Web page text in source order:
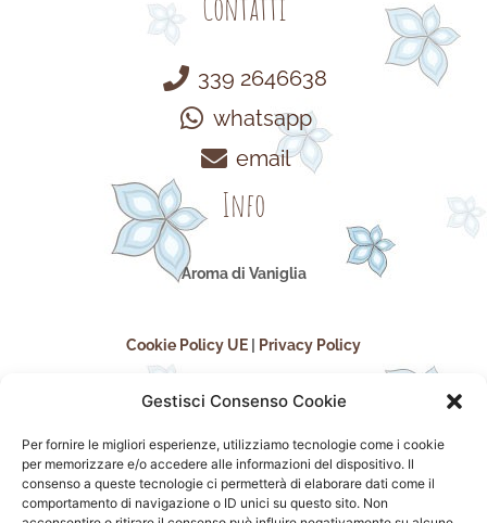
Gestisci Consenso Cookie
Per fornire le migliori esperienze, utilizziamo tecnologie come i cookie
per memorizzare e/o accedere alle informazioni del dispositivo. Il
consenso a queste tecnologie ci permetterà di elaborare dati come il
comportamento di navigazione o ID unici su questo sito. Non
Contatti
339 2646638
whatsapp
email
Info
Aroma di Vaniglia
Cookie Policy UE Privacy Policy